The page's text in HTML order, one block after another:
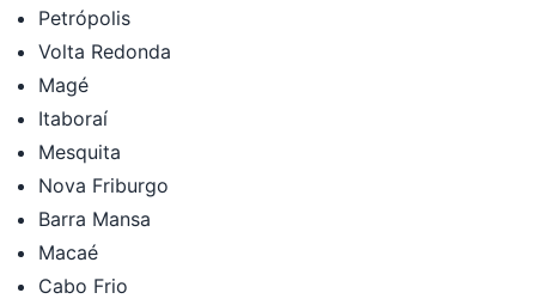
Petrópolis
Volta Redonda
Magé
Itaboraí
Mesquita
Nova Friburgo
Barra Mansa
Macaé
Cabo Frio